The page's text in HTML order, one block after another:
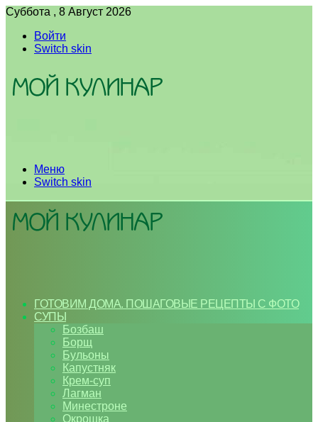
Суббота , 8 Август 2026
Войти
Switch skin
Меню
Switch skin
ГОТОВИМ ДОМА. ПОШАГОВЫЕ РЕЦЕПТЫ С ФОТО
СУПЫ
Бозбаш
Борщ
Бульоны
Капустняк
Крем-суп
Лагман
Минестроне
Окрошка